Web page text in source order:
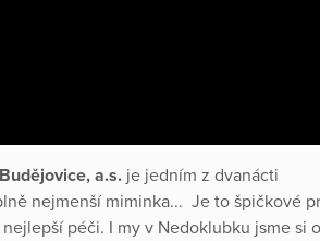
a.s. je jedním z dvanácti
nejmenší miminka... Je to špičkové
péči. I my v Nedoklubku jsme si